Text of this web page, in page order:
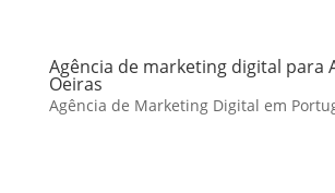
Agência de marketing digital para
Oeiras
Agência de Marketing Digital em